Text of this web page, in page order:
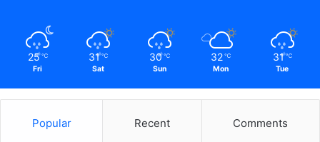
25 ℃
Fri
31 ℃
Sat
30 ℃
Sun
32 ℃
Mon
31 ℃
Tue
Popular Recent Comments